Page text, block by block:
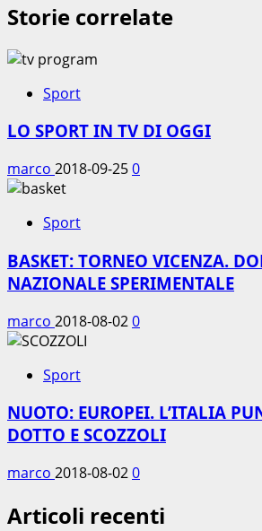
Storie correlate
Sport
LO SPORT IN TV DI OGGI
marco 2018-09-250
Sport
BASKET: TORNEO VICENZA.
NAZIONALE SPERIMENTALE
marco 2018-08-020
Sport
NUOTO: EUROPEI. L’ITALIA
DOTTO E SCOZZOLI
marco 2018-08-020
Articoli recenti